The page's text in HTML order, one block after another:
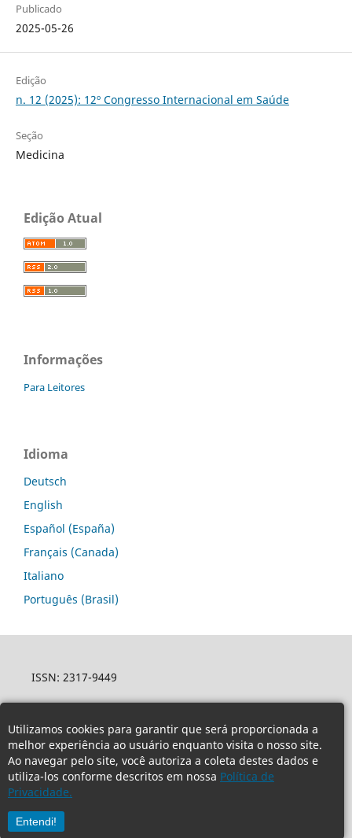
Utilizamos cookies para garantir que será proporcionada a
melhor experiência ao usuário enquanto visita o nosso site.
Ao navegar pelo site, você autoriza a coleta destes dados e
utiliza-los conforme descritos em nossa Política de
Privacidade.
Entendi!
Publicado
2025-05-26
Edição
n. 12 (2025): 12º Congresso Internacional em Saúde
Seção
Medicina
Edição Atual
Informações
Para Leitores
Idioma
Deutsch
English
Español (España)
Français (Canada)
Italiano
Português (Brasil)
ISSN: 2317-9449